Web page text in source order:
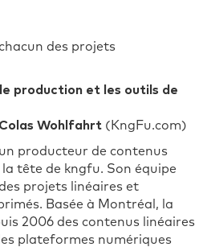
des projets
production et les outils de
Colas Wohlfahrt (KngFu.com)
producteur de contenus
tête de kngfu. Son équipe
projets linéaires et
Basée à Montréal, la
2006 des contenus linéaires
plateformes numériques